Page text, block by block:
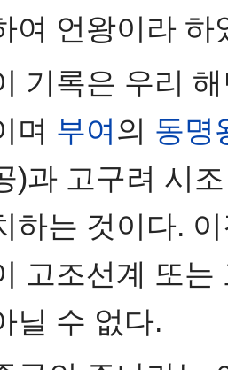
여 언왕이라 하
기록은 우리
며 부여의 동명
)과 고구려 시
하는 것이다.
고조선계 또
닐 수 없다.